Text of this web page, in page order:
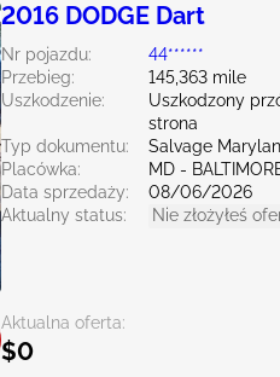
2016 DODGE Dart
Nr pojazdu:
44******
Przebieg:
145,363 mile
Uszkodzenie:
Uszkodzony
strona
Typ dokumentu:
Salvage
Placówka:
MD -
Data sprzedaży:
08/06/2026
Aktualny status:
Nie złożyłeś
Aktualna oferta:
$0